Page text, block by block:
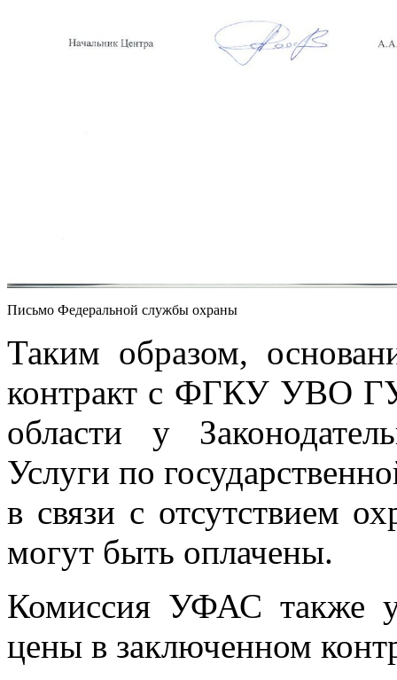
Письмо Федеральной службы охраны
Таким образом,
контракт с ФГКУ УВО
области у
Услуги по
в связи с отсутствием
могут быть оплачены.
Комиссия УФАС также
цены в заключенном